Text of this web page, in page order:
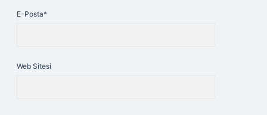
E-Posta*
Web Sitesi